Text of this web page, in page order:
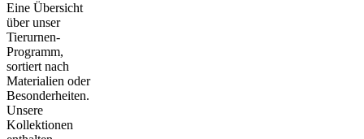
Eine Übersicht
über unser
Tierurnen-
Programm,
sortiert nach
Materialien oder
Besonderheiten.
Unsere
Kollektionen